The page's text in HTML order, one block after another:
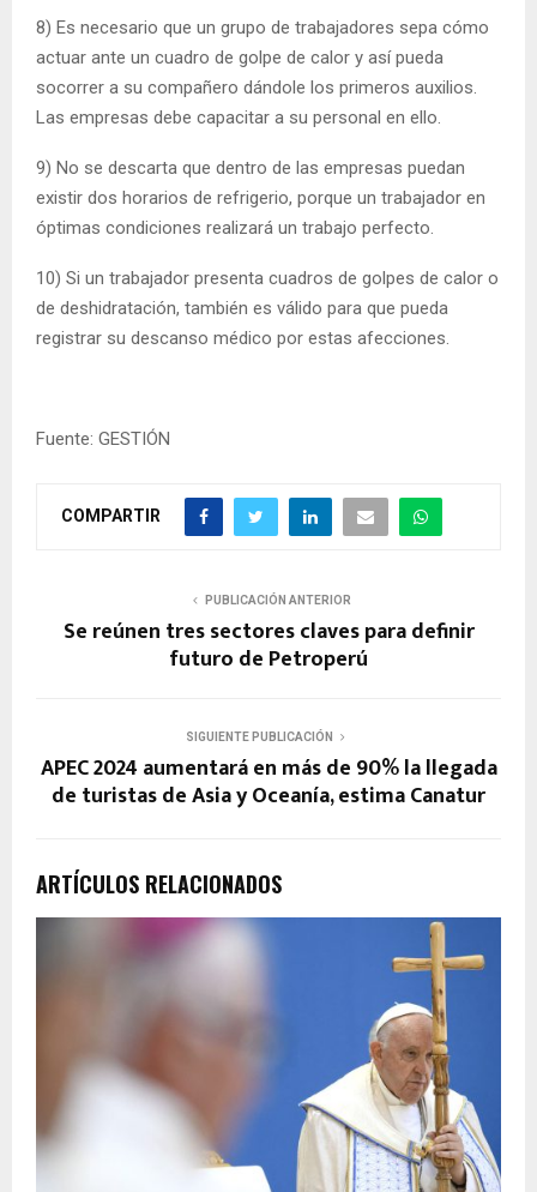
8) Es necesario que un grupo de trabajadores sepa cómo
actuar ante un cuadro de golpe de calor y así pueda
socorrer a su compañero dándole los primeros auxilios.
Las empresas debe capacitar a su personal en ello.
9) No se descarta que dentro de las empresas puedan
existir dos horarios de refrigerio, porque un trabajador en
óptimas condiciones realizará un trabajo perfecto.
10) Si un trabajador presenta cuadros de golpes de calor o
de deshidratación, también es válido para que pueda
registrar su descanso médico por estas afecciones.
Fuente: GESTIÓN
COMPARTIR
PUBLICACIÓN ANTERIOR
Se reúnen tres sectores claves para definir
futuro de Petroperú
SIGUIENTE PUBLICACIÓN
APEC 2024 aumentará en más de 90% la llegada
de turistas de Asia y Oceanía, estima Canatur
ARTÍCULOS RELACIONADOS